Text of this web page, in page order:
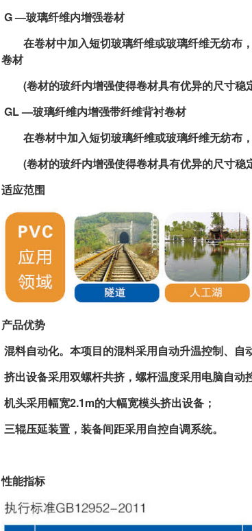
G —玻璃纤维内增强卷材
在卷材中加入短切玻璃纤维或玻璃纤维无纺布
卷材
(卷材的玻纤内增强使得卷材具有优异的尺寸稳
GL —玻璃纤维内增强带纤维背衬卷材
在卷材中加入短切玻璃纤维或玻璃纤维无纺布
(卷材的玻纤内增强使得卷材具有优异的尺寸稳
适应范围
产品优势
混料自动化。本项目的混料采用自动升温控制、自
挤出设备采用双螺杆共挤，螺杆温度采用电脑自动
机头采用幅宽2.1m的大幅宽模头挤出设备；
三辊压延装置，装备间距采用自控自调系统。
性能指标